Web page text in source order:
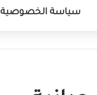
سياسة الخصوصية